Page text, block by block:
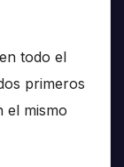
todo el
primeros
el mismo